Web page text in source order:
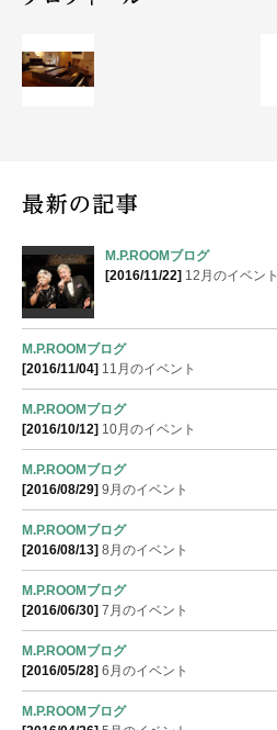
M.P.ROOMブログ
[2016/11/22] 12月のイベント
M.P.ROOMブログ
[2016/11/04] 11月のイベント
M.P.ROOMブログ
[2016/10/12] 10月のイベント
M.P.ROOMブログ
[2016/08/29] 9月のイベント
M.P.ROOMブログ
[2016/08/13] 8月のイベント
M.P.ROOMブログ
[2016/06/30] 7月のイベント
M.P.ROOMブログ
[2016/05/28] 6月のイベント
M.P.ROOMブログ